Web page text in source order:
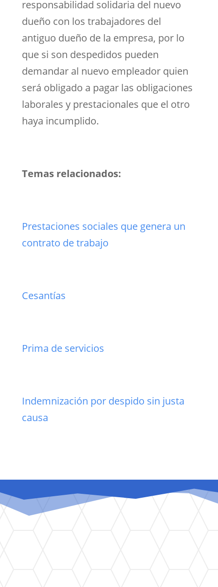
responsabilidad solidaria del nuevo
dueño con los trabajadores del
antiguo dueño de la empresa, por lo
que si son despedidos pueden
demandar al nuevo empleador quien
será obligado a pagar las obligaciones
laborales y prestacionales que el otro
haya incumplido.
Temas relacionados:
Prestaciones sociales que genera un
contrato de trabajo
Cesantías
Prima de servicios
Indemnización por despido sin justa
causa